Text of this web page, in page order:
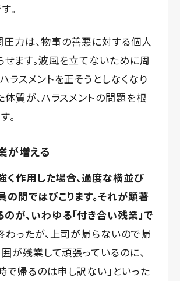
。
圧力は、物事の善悪に対する個人
ます。波風を立てないために周
ラスメントを正そうとしなくなり
体質が、ハラスメントの問題を根
。
が増える
く作用した場合、過度な横並び
間ではびこります。それが顕著
が、いわゆる「付き合い残業」で
わったが、上司が帰らないので帰
囲が残業して頑張っているのに、
で帰るのは申し訳ない」といった